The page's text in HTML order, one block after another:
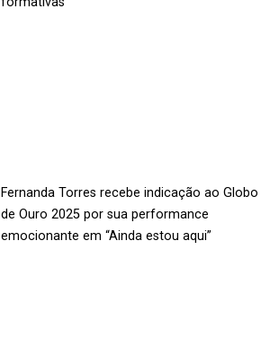
Fernanda Torres recebe indicação ao Globo
de Ouro 2025 por sua performance
emocionante em “Ainda estou aqui”